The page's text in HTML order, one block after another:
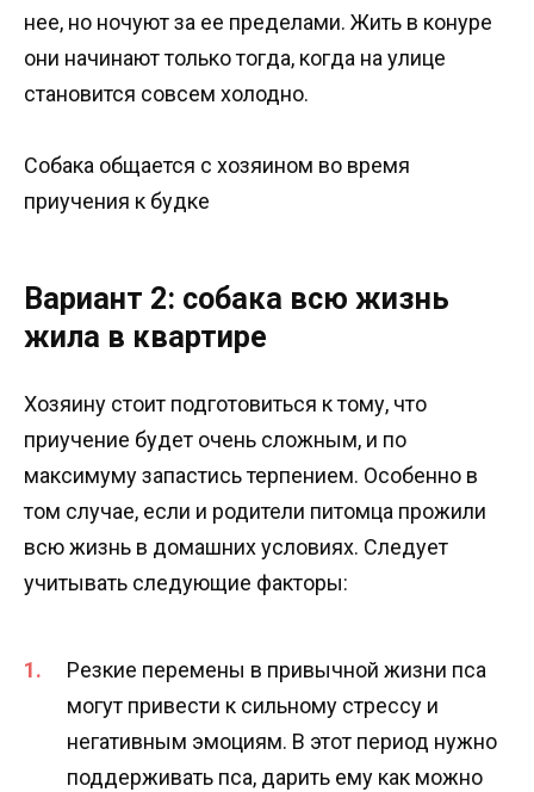
нее, но ночуют за ее пределами. Жить в конуре
они начинают только тогда, когда на улице
становится совсем холодно.
Собака общается с хозяином во время
приучения к будке
Вариант 2: собака всю жизнь
жила в квартире
Хозяину стоит подготовиться к тому, что
приучение будет очень сложным, и по
максимуму запастись терпением. Особенно в
том случае, если и родители питомца прожили
всю жизнь в домашних условиях. Следует
учитывать следующие факторы:
Резкие перемены в привычной жизни пса
могут привести к сильному стрессу и
негативным эмоциям. В этот период нужно
поддерживать пса, дарить ему как можно